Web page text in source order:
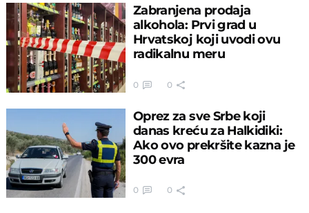
Zabranjena prodaja
alkohola: Prvi grad u
Hrvatskoj koji uvodi ovu
radikalnu meru
0 0
Oprez za sve Srbe koji
danas kreću za Halkidiki:
Ako ovo prekršite kazna je
300 evra
0 0